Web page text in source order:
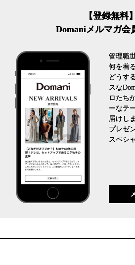
【登録無料】
Domaniメルマガ会
管理職
何を着
どうす
スな
ロたち
ーなテ
届けし
プレゼ
スペシ